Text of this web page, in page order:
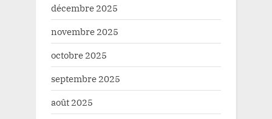
décembre 2025
novembre 2025
octobre 2025
septembre 2025
août 2025